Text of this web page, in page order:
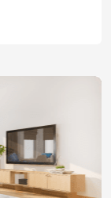
ကျဝယ်ယူနိုင်ရန်